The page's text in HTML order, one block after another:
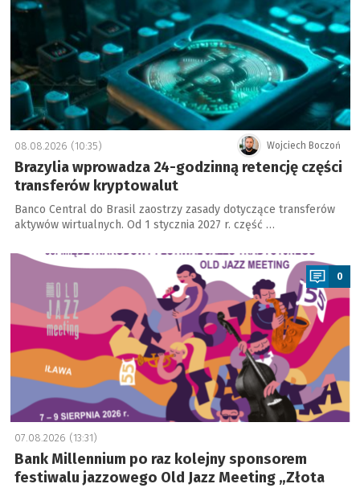
Wojciech Boczoń
08.08.2026 (10:35)
Brazylia wprowadza 24-godzinną retencję części
transferów kryptowalut
Banco Central do Brasil zaostrzy zasady dotyczące transferów
aktywów wirtualnych. Od 1 stycznia 2027 r. część …
a
0
07.08.2026 (13:31)
Bank Millennium po raz kolejny sponsorem
festiwalu jazzowego Old Jazz Meeting „Złota